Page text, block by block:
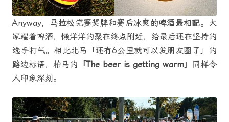
Anyway，马拉松完赛奖牌和赛后冰爽的啤酒最相配。大
家端着啤酒，懒洋洋的聚在终点附近，给最后还在坚持的
选手打气。相比北马「还有6公里就可以发朋友圈了」的
路边标语，柏马的 「The beer is getting warm」
同样令
人印象深刻。